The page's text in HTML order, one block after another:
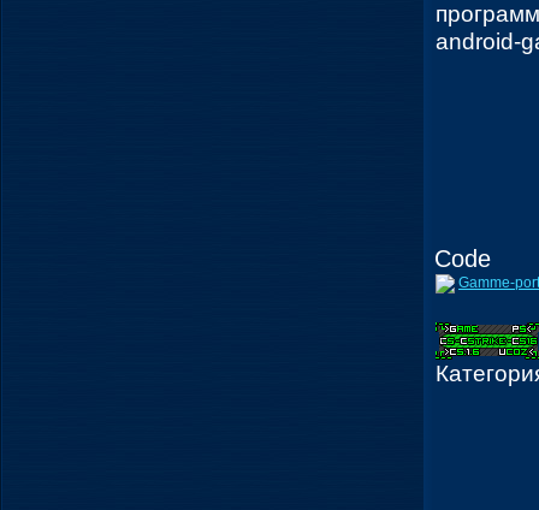
android-
Code
Gamme-